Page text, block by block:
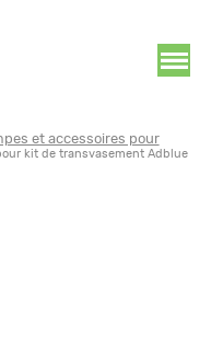
et accessoires pour
kit de transvasement Adblue